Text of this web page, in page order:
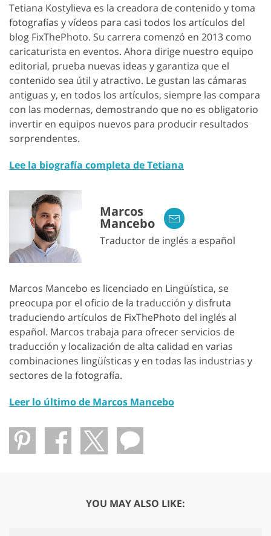
Tetiana Kostylieva es la creadora de contenido y toma
fotografías y vídeos para casi todos los artículos del
blog FixThePhoto. Su carrera comenzó en 2013 como
caricaturista en eventos. Ahora dirige nuestro equipo
editorial, prueba nuevas ideas y garantiza que el
contenido sea útil y atractivo. Le gustan las cámaras
antiguas y, en todos los artículos, siempre las compara
con las modernas, demostrando que no es obligatorio
invertir en equipos nuevos para producir resultados
sorprendentes.
Lee la biografía completa de Tetiana
Marcos
Mancebo
Traductor de inglés a español
Marcos Mancebo es licenciado en Lingüística, se
preocupa por el oficio de la traducción y disfruta
traduciendo artículos de FixThePhoto del inglés al
español. Marcos trabaja para ofrecer servicios de
traducción y localización de alta calidad en varias
combinaciones lingüísticas y en todas las industrias y
sectores de la fotografía.
Leer lo último de Marcos Mancebo
YOU MAY ALSO LIKE: